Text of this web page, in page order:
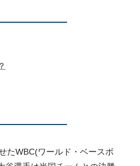
たWBC(ワールド・ベースボ